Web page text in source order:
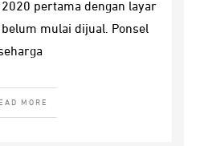
pertama dengan layar
mulai dijual. Ponsel
MORE